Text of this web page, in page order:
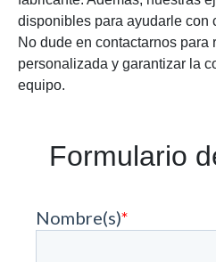
disponibles para ayudarle con
No dude en contactarnos para
personalizada y garantizar la
equipo.
Formulario